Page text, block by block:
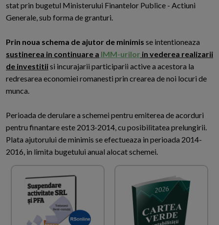
stat prin bugetul Ministerului Finantelor Publice - Actiuni
Generale, sub forma de granturi.
Prin noua schema de ajutor de minimis se intentioneaza
sustinerea in continuare a IMM-urilor in vederea realizarii
de investitiisi incurajarii participarii active a acestora la
redresarea economiei romanesti prin crearea de noi locuri de
munca.
Perioada de derulare a schemei pentru emiterea de acorduri
pentru finantare este 2013-2014, cu posibilitatea prelungirii.
Plata ajutorului de minimis se efectueaza in perioada 2014-
2016, in limita bugetului anual alocat schemei.